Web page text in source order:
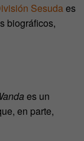
Sesuda es
biográficos,
es un
en parte,